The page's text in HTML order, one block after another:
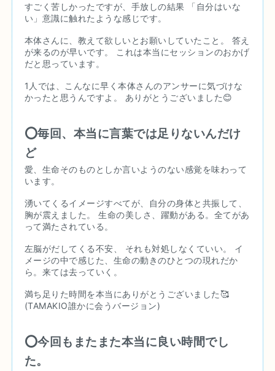
すごく苦しかったですが、手放しの結果 「自分はいな
い」意識に触れたような感じです。
本体さんに、教えて欲しいとお願いしていたこと。 答え
が来るのが早いです。 これは本当にセッションのおかげ
だと思っています。
1人では、こんなに早く本体さんのアンサーに気づけな
かったと思うんですよ。 ありがとうございました😊
⭕️毎回、本当に言葉では足りないんだけ
ど
愛、生命そのものとしか言いようのない感覚を味わって
います。
湧いてくるイメージすべてが、自分の身体と共振して、
胸が震えました。 生命の美しさ、躍動がある。全てがあ
って満たされている。
左脳がだしてくる不安、 それも対処しなくていい。 イ
メージの中で感じた、生命の動きのひとつの現れだか
ら。来ては去っていく。
満ち足りた時間を本当にありがとうございました🥰
(TAMAKIO誰かに会うバージョン)
⭕️今回もまたまた本当に良い時間でし
た。